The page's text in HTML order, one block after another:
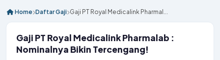
Home Daftar Gaji Gaji PT Royal Medicalink Pharmal...
Gaji PT Royal Medicalink Pharmalab :
Nominalnya Bikin Tercengang!